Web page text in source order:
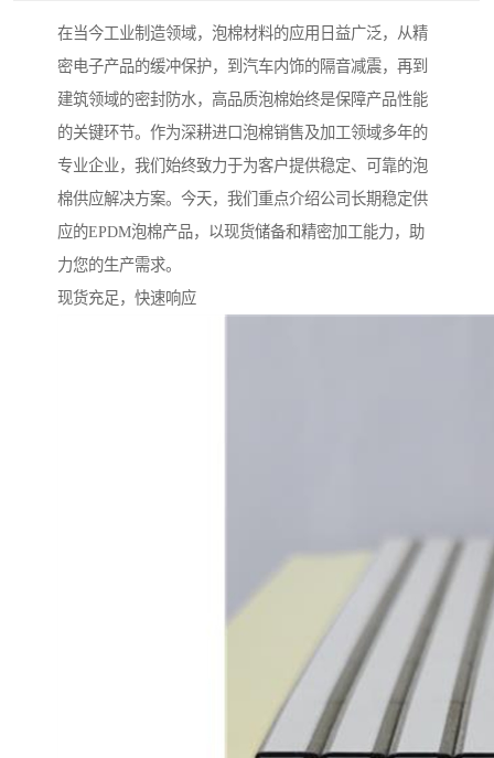
在当今工业制造领域，泡棉材料的应用日益广泛，从精
密电子产品的缓冲保护，到汽车内饰的隔音减震，再到
建筑领域的密封防水，高品质泡棉始终是保障产品性能
的关键环节。作为深耕进口泡棉销售及加工领域多年的
专业企业，我们始终致力于为客户提供稳定、可靠的泡
棉供应解决方案。今天，我们重点介绍公司长期稳定供
应的EPDM泡棉产品，以现货储备和精密加工能力，助
力您的生产需求。
现货充足，快速响应